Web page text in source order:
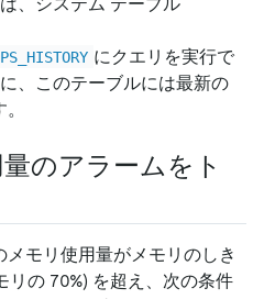
にクエリを実行で
、このテーブルには最新の
のアラームをト
モリ使用量がメモリのしき
リの 70%) を超え、次の条件